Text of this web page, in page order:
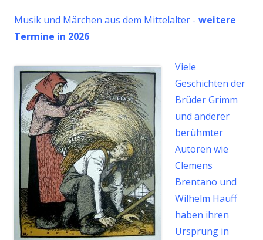
Musik und Märchen aus dem Mittelalter - weitere
Termine in 2026
Viele
Geschichten der
Brüder Grimm
und anderer
berühmter
Autoren wie
Clemens
Brentano und
Wilhelm Hauff
haben ihren
Ursprung in